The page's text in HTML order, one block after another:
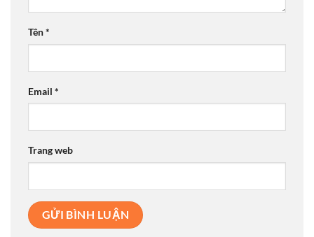
Tên*
Email *
Trang web